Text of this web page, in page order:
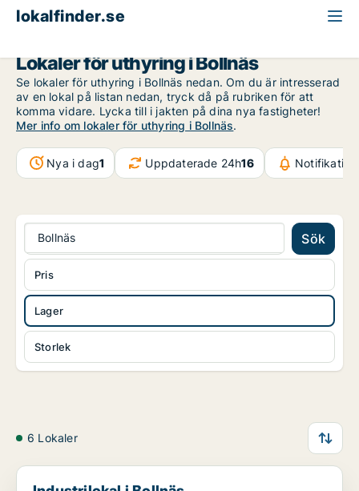
lokalfinder.se
Lokaler för uthyring i Bollnäs
Se lokaler för uthyring i Bollnäs nedan. Om du är intresserad
av en lokal på listan nedan, tryck då på rubriken för att
komma vidare. Lycka till i jakten på dina nya fastigheter!
Mer info om lokaler för uthyring i Bollnäs.
Nya i dag1 Uppdaterade 24h16
Bollnäs Sök
Lager
Storlek
Pris
6 Lokaler
Industrilokal i Bollnäs